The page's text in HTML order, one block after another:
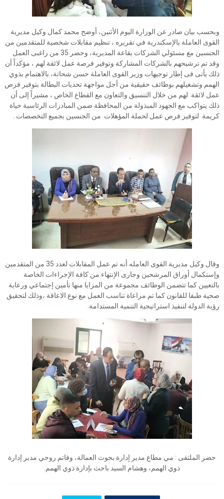
وبحسب بيان صادر عن الوزارة اليوم الأثنين، أوضح محمد كمال وكيل مديرية
القوى العاملة بالإسكندرية في تقريره ، تنظيم مقابلات شخصية للمتقدمين من
الجنسين مع مسئولي الشركات بقاعة المديرية، وحضر 35 من راغبى العمل
وقد تم ترشيحهم بالشركات المشاركة وتوفير فرصة عمل لائقة لهم ، مؤكداً أن
ذلك يأتى فى إطار توجيهات وزير القوى العاملة حسن شحاتة، بالاهتمام بذوي
الهمم وتشغيلهم بوظائف حقيقية من أجل مواجهة تحديات البطالة بتوفير فرص
عمل لائقة لهم من خلال التنسيق والتعاون مع القطاع الخاص ، مشيراً إلى أن
ذلك يتواكب مع الجهود المبذولة من المحافظة ضمن المبادرات الرئاسية حياة
كريمة لتوفير فرص عمل لحملة المؤهلات من الجنسين بجميع التخصصات .
وقال وكيل مديرية القوى العامله أنه تم عمل المقابلات لعدد 35 من المتقدمين
وإستكمال أوراق المرشحين وجارى الإنتهاء من كافة الإجراءات الخاصة
بالتعيين كما تتضمن الوظائف مجموعة من المزايا منها تأمين إجتماعي ورعاية
صحية طبقا للقانون كما تم مراعاة تناسب العمل مع نوع الاعاقة ،وذلك لتحقيق
رؤية الدولة لتنفيذ استراتيجية التنمية المستدامة.
حضر الملتقى : مي مطاع مدير إدارة بحوث العمالة، وفاتم روحي مدير إدارة
ذوي الهمم، وهشام السيد باحث بإدارة ذوي الهمم.